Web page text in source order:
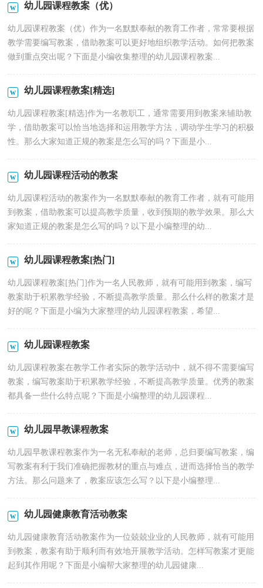
幼儿园课程教案（优）
幼儿园课程教案（优）作为一名默默奉献的教育工作者，常常要根据
教学需要编写教案，借助教案可以更好地组织教学活动。如何把教案
做到重点突出呢？下面是小编收集整理的幼儿园课程教案...
幼儿园课程教案[精选]
幼儿园课程教案[精选]作为一名教职工，通常需要用到教案来辅助教
学，借助教案可以恰当地选择和运用教学方法，调动学生学习的积极
性。那么大家知道正规的教案是怎么写的吗？下面是小...
幼儿园课程活动的教案
幼儿园课程活动的教案作为一名默默奉献的教育工作者，就有可能用
到教案，借助教案可以提高教学质量，收到预期的教学效果。那么大
家知道正规的教案是怎么写的吗？以下是小编整理的幼...
幼儿园课程教案[热门]
幼儿园课程教案[热门]作为一名人民教师，就有可能用到教案，编写
教案助于积累教学经验，不断提高教学质量。那么什么样的教案才是
好的呢？下面是小编为大家整理的幼儿园课程教案，希望...
幼儿园课程教案
幼儿园课程教案在教学工作者实际的教学活动中，就不得不需要编写
教案，编写教案助于积累教学经验，不断提高教学质量。优秀的教案
都具备一些什么特点呢？下面是小编整理的幼儿园课程...
幼儿园早教课程教案
幼儿园早教课程教案作为一名无私奉献的老师，总归要编写教案，编
写教案有利于我们准确把握教材的重点与难点，进而选择恰当的教学
方法。那么问题来了，教案应该怎么写？以下是小编整理...
幼儿园健康教育活动教案
幼儿园健康教育活动教案作为一位兢兢业业的人民教师，就有可能用
到教案，教案有助于顺利而有效地开展教学活动。怎样写教案才更能
起到其作用呢？下面是小编帮大家整理的幼儿园健康...